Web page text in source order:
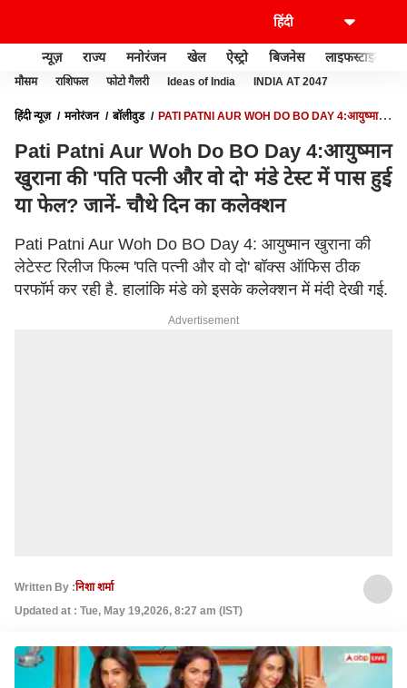
न्यूज़ राज्य मनोरंजन खेल ऐस्ट्रो बिजनेस लाइफस्टाइल
मौसम राशिफल फोटो गैलरी Ideas of India INDIA AT 2047
हिंदी न्यूज़ मनोरंजन बॉलीवुड
PATI PATNI AUR WOH DO BO DAY 4:आयुष्मान
Pati Patni Aur Woh Do BO Day 4:आयुष्मान
खुराना की 'पति पत्नी और वो दो' मंडे टेस्ट में पास हुई
या फेल? जानें- चौथे दिन का कलेक्शन
Pati Patni Aur Woh Do BO Day 4: आयुष्मान खुराना की
लेटेस्ट रिलीज फिल्म 'पति पत्नी और वो दो' बॉक्स ऑफिस ठीक
परफॉर्म कर रही है. हालांकि मंडे को इसके कलेक्शन में मंदी देखी गई.
Advertisement
Written By :निशा शर्मा
Updated at : Tue, May 19,2026, 8:27 am (IST)